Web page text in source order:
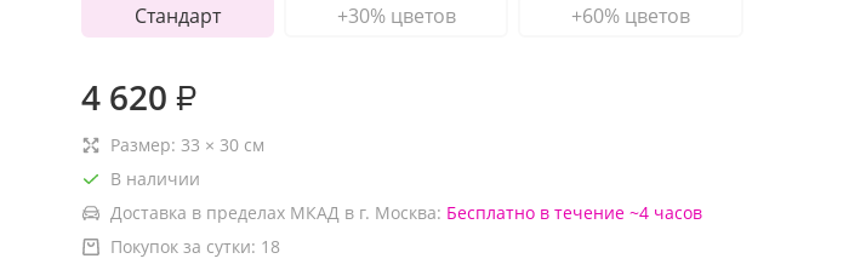
Стандарт
+30% цветов +60% цветов
4 620 ₽
Размер: 33 × 30 см
В наличии
Доставка в пределах МКАД в г. Москва: Бесплатно в течение ~4 часов
Покупок за сутки: 18